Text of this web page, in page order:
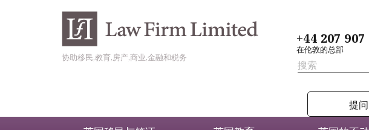
协助移民,教育,房产,商业,金融和税务
+44 207 907
在伦敦的总部
提问